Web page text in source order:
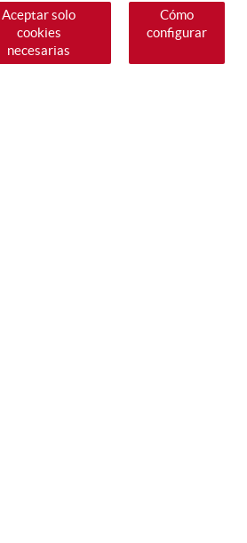
Aceptar solo
cookies
necesarias
Cómo
configurar